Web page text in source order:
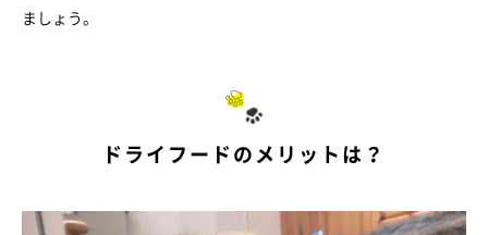
ましょう。
ドライフードのメリットは？